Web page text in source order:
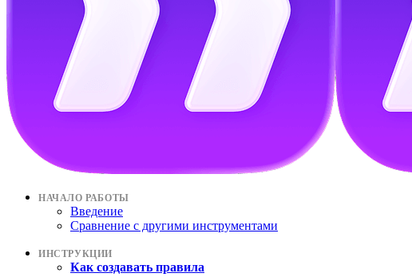
НАЧАЛО РАБОТЫ
Введение
Сравнение с другими инструментами
ИНСТРУКЦИИ
Как создавать правила